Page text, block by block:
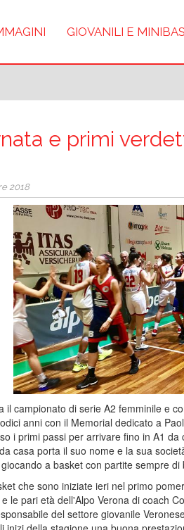
GIOVANILI E
e primi
2018
il campionato di serie A2 femminile e
anni con il Memorial dedicato a
i primi passi per arrivare fino in A1
casa porta il suo nome e la sua
a basket con partite sempre di
che sono iniziate ieri nel primo
le pari età dell'Alpo Verona di coach
del settore giovanile